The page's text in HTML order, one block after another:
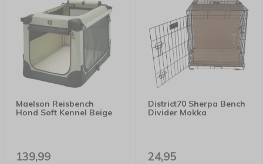
Maelson Reisbench
Hond Soft Kennel Beige
139,99
District70 Sherpa Bench
Divider Mokka
24,95